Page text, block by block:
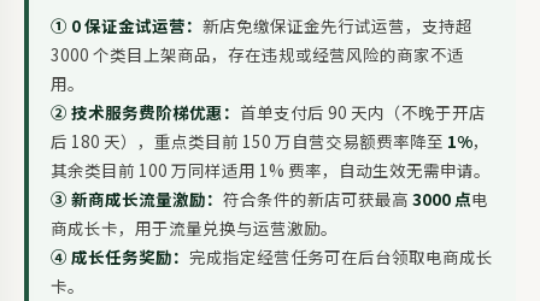
① 0 保证金试运营： 新店免缴保证金先行试运营，支持超
3000 个类目上架商品，存在违规或经营风险的商家不适
用。
② 技术服务费阶梯优惠： 首单支付后 90 天内（不晚于开店
后 180 天），重点类目前 150 万自营交易额费率降至 1%，
其余类目前 100 万同样适用 1% 费率，自动生效无需申请。
③ 新商成长流量激励： 符合条件的新店可获最高 3000 点电
商成长卡，用于流量兑换与运营激励。
④ 成长任务奖励： 完成指定经营任务可在后台领取电商成长
卡。